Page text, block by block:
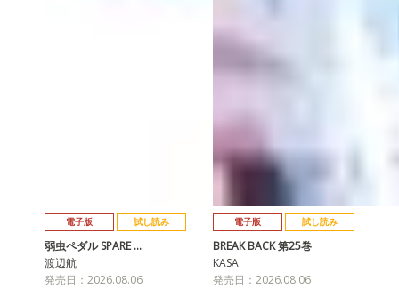
電子版 試し読み
弱虫ペダル SPARE …
渡辺航
発売日：2026.08.06
電子版 試し読み
BREAK BACK 第25巻
KASA
発売日：2026.08.06